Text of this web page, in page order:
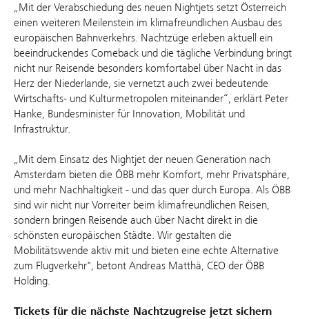
„Mit der Verabschiedung des neuen Nightjets setzt Österreich
einen weiteren Meilenstein im klimafreundlichen Ausbau des
europäischen Bahnverkehrs. Nachtzüge erleben aktuell ein
beeindruckendes Comeback und die tägliche Verbindung bringt
nicht nur Reisende besonders komfortabel über Nacht in das
Herz der Niederlande, sie vernetzt auch zwei bedeutende
Wirtschafts- und Kulturmetropolen miteinander“, erklärt Peter
Hanke, Bundesminister für Innovation, Mobilität und
Infrastruktur.
„Mit dem Einsatz des Nightjet der neuen Generation nach
Amsterdam bieten die ÖBB mehr Komfort, mehr Privatsphäre,
und mehr Nachhaltigkeit - und das quer durch Europa. Als ÖBB
sind wir nicht nur Vorreiter beim klimafreundlichen Reisen,
sondern bringen Reisende auch über Nacht direkt in die
schönsten europäischen Städte. Wir gestalten die
Mobilitätswende aktiv mit und bieten eine echte Alternative
zum Flugverkehr", betont Andreas Matthä, CEO der ÖBB
Holding.
Tickets für die nächste Nachtzugreise jetzt sichern